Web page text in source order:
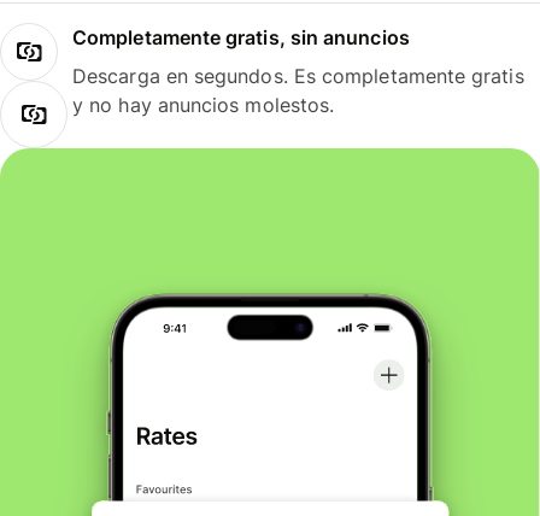
Completamente gratis, sin anuncios
Descarga en segundos. Es completamente gratis
y no hay anuncios molestos.